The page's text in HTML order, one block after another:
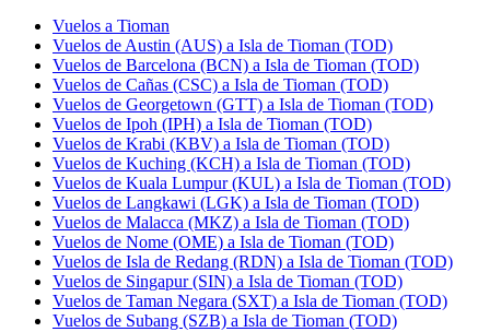
Vuelos a Tioman
Vuelos de Austin (AUS) a Isla de Tioman (TOD)
Vuelos de Barcelona (BCN) a Isla de Tioman (TOD)
Vuelos de Cañas (CSC) a Isla de Tioman (TOD)
Vuelos de Georgetown (GTT) a Isla de Tioman (TOD)
Vuelos de Ipoh (IPH) a Isla de Tioman (TOD)
Vuelos de Krabi (KBV) a Isla de Tioman (TOD)
Vuelos de Kuching (KCH) a Isla de Tioman (TOD)
Vuelos de Kuala Lumpur (KUL) a Isla de Tioman (TOD)
Vuelos de Langkawi (LGK) a Isla de Tioman (TOD)
Vuelos de Malacca (MKZ) a Isla de Tioman (TOD)
Vuelos de Nome (OME) a Isla de Tioman (TOD)
Vuelos de Isla de Redang (RDN) a Isla de Tioman (TOD)
Vuelos de Singapur (SIN) a Isla de Tioman (TOD)
Vuelos de Taman Negara (SXT) a Isla de Tioman (TOD)
Vuelos de Subang (SZB) a Isla de Tioman (TOD)